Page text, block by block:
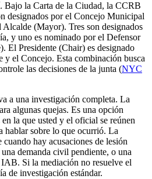
Bajo la Carta de la Ciudad, la CCRB
designados por el Concejo Municipal
(Mayor). Tres son designados
y uno es nominado por el Defensor
El Presidente (Chair) es designado
y el Concejo. Esta combinación busca
las decisiones de la junta (NYC
a una investigación completa. La
algunas quejas. Es una opción
la que usted y el oficial se reúnen
hablar sobre lo que ocurrió. La
hay acusaciones de lesión
demanda civil pendiente, o una
Si la mediación no resuelve el
de investigación estándar.